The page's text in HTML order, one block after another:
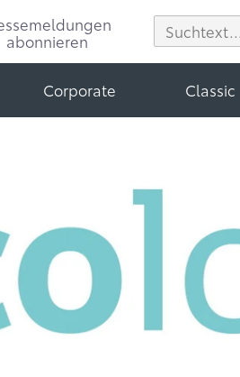
abonnieren
Corporate Classic